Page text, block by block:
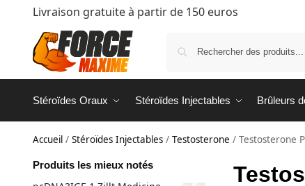
Livraison gratuite à partir de 150 euros
Stéroïdes Oraux Stéroïdes Injectables Brûleurs
Accueil / Stéroïdes Injectables / Testosterone / Testosterone
Produits les mieux notés